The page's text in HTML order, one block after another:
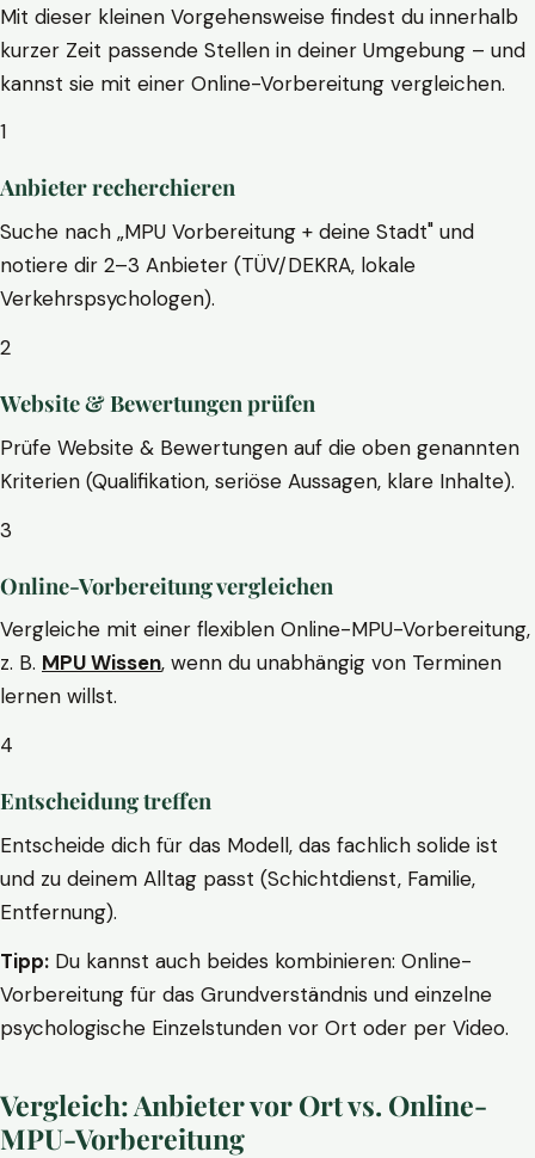
Mit dieser kleinen Vorgehensweise findest du innerhalb
kurzer Zeit passende Stellen in deiner Umgebung – und
kannst sie mit einer Online-Vorbereitung vergleichen.
1
Anbieter recherchieren
Suche nach „MPU Vorbereitung + deine Stadt" und
notiere dir 2–3 Anbieter (TÜV/DEKRA, lokale
Verkehrspsychologen).
2
Website & Bewertungen prüfen
Prüfe Website & Bewertungen auf die oben genannten
Kriterien (Qualifikation, seriöse Aussagen, klare Inhalte).
3
Online-Vorbereitung vergleichen
Vergleiche mit einer flexiblen Online-MPU-Vorbereitung,
z. B. MPU Wissen, wenn du unabhängig von Terminen
lernen willst.
4
Entscheidung treffen
Entscheide dich für das Modell, das fachlich solide ist
und zu deinem Alltag passt (Schichtdienst, Familie,
Entfernung).
Tipp: Du kannst auch beides kombinieren: Online-
Vorbereitung für das Grundverständnis und einzelne
psychologische Einzelstunden vor Ort oder per Video.
Vergleich: Anbieter vor Ort vs. Online-
MPU-Vorbereitung